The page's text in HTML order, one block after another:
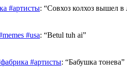
#артисты: “Совхоз колхоз вышел
#usa: “Betul tuh ai”
#артисты: “Бабушка тонева”